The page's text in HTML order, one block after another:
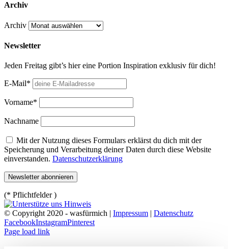
Archiv
Archiv
Newsletter
Jeden Freitag gibt’s hier eine Portion Inspiration exklusiv für dich!
E-Mail*
Vorname*
Nachname
Mit der Nutzung dieses Formulars erklärst du dich mit der
Speicherung und Verarbeitung deiner Daten durch diese Website
einverstanden. Datenschutzerklärung
(* Pflichtfelder )
© Copyright 2020 - wasfürmich | Impressum | Datenschutz
FacebookInstagramPinterest
Page load link